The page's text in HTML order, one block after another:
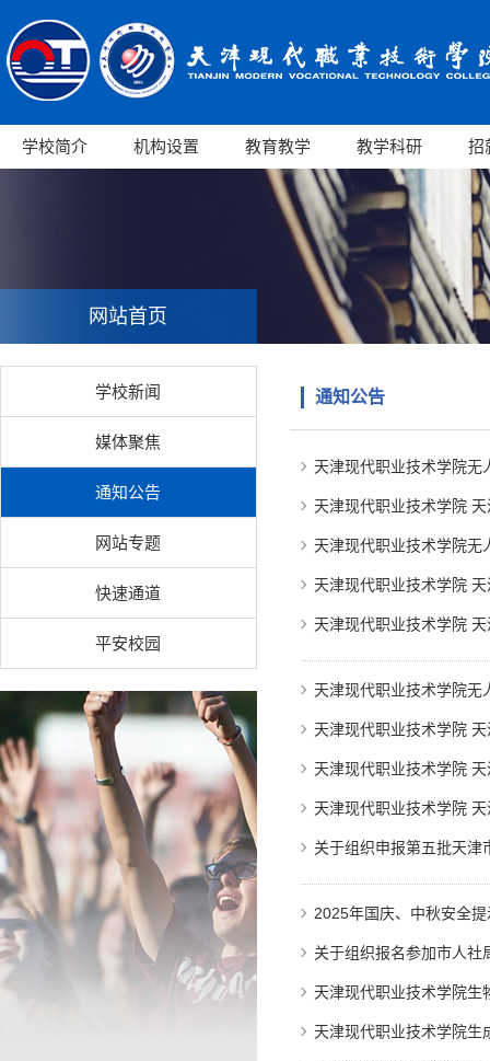
学校简介 机构设置 教育教学 教学科研 招
网站首页
学校新闻
媒体聚焦
通知公告
网站专题
快速通道
平安校园
通知公告
天津现代职业技术学院
天津现代职业技术学院
天津现代职业技术学院
天津现代职业技术学院
天津现代职业技术学院
天津现代职业技术学院
天津现代职业技术学院
天津现代职业技术学院
天津现代职业技术学院
关于组织申报第五批天津
2025年国庆、中秋安全提
关于组织报名参加市人社
天津现代职业技术学院
天津现代职业技术学院